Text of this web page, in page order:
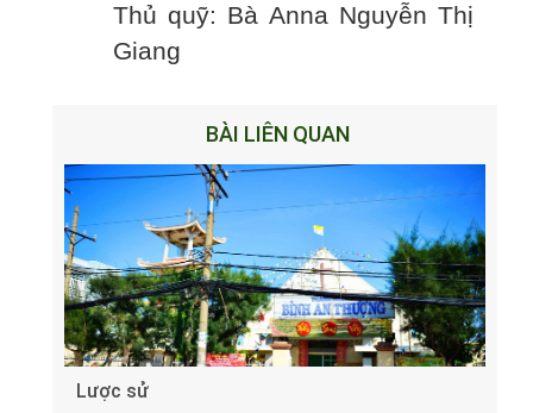
Thủ quỹ: Bà Anna Nguyễn Thị
Giang
BÀI LIÊN QUAN
Lược sử